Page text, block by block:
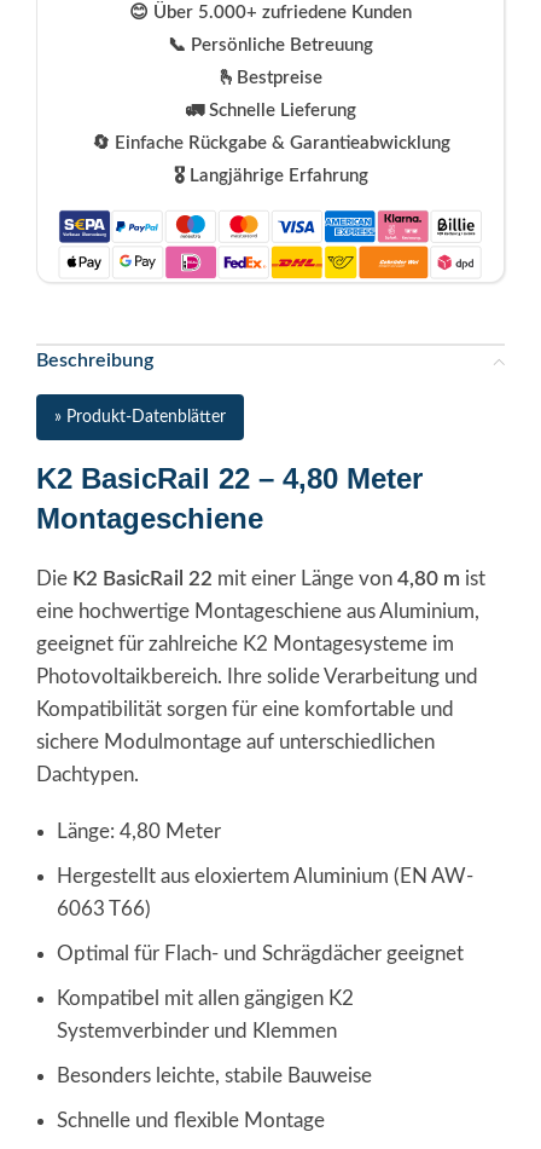
😊 Über 5.000+ zufriedene Kunden
📞 Persönliche Betreuung
🫰Bestpreise
🚛 Schnelle Lieferung
🔄 Einfache Rückgabe & Garantieabwicklung
🎖️ Langjährige Erfahrung
Beschreibung
» Produkt-Datenblätter
K2 BasicRail 22 – 4,80 Meter
Montageschiene
Die K2 BasicRail 22 mit einer Länge von 4,80 m ist
eine hochwertige Montageschiene aus Aluminium,
geeignet für zahlreiche K2 Montagesysteme im
Photovoltaikbereich. Ihre solide Verarbeitung und
Kompatibilität sorgen für eine komfortable und
sichere Modulmontage auf unterschiedlichen
Dachtypen.
Länge: 4,80 Meter
Hergestellt aus eloxiertem Aluminium (EN AW-
6063 T66)
Optimal für Flach- und Schrägdächer geeignet
Kompatibel mit allen gängigen K2
Systemverbinder und Klemmen
Besonders leichte, stabile Bauweise
Schnelle und flexible Montage